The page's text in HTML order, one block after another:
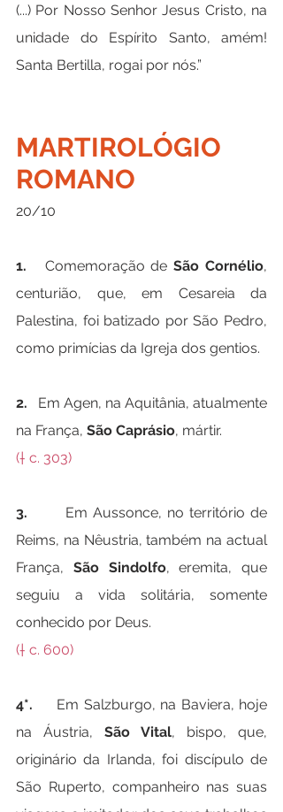
(...) Por Nosso Senhor Jesus Cristo, na
unidade do Espírito Santo, amém!
Santa Bertilla, rogai por nós.”
MARTIROLÓGIO
ROMANO
20/10
1. Comemoração de São Cornélio,
centurião, que, em Cesareia da
Palestina, foi batizado por São Pedro,
como primícias da Igreja dos gentios.
2. Em Agen, na Aquitânia, atualmente
na França, São Caprásio, mártir.
(† c. 303)
3.
       Em Aussonce, no território de
Reims, na Nêustria, também na actual
França, São Sindolfo, eremita, que
seguiu a vida solitária, somente
conhecido por Deus.
(† c. 600)
4*.
     Em Salzburgo, na Baviera, hoje
na Áustria, São Vital, bispo, que,
originário da Irlanda, foi discípulo de
São Ruperto, companheiro nas suas